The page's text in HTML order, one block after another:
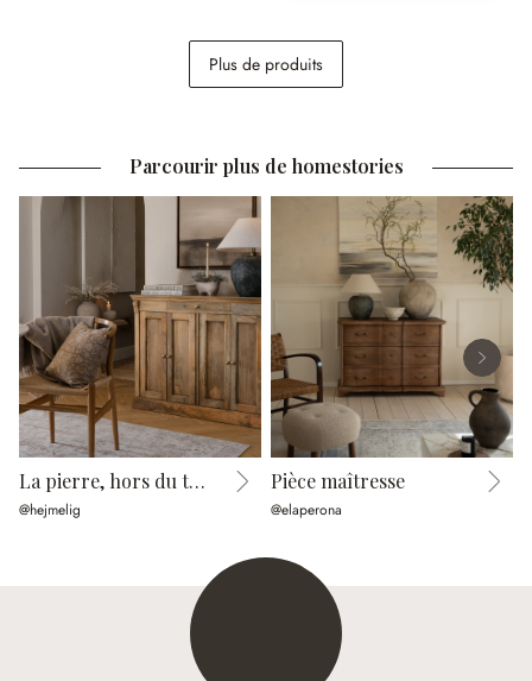
Lot de 2 lanternes à
suspendre Mikella
Plus de produits
Parcourir plus de homestories
La pierre, hors du temps
@hejmelig
Pièce maîtresse
@elaperona